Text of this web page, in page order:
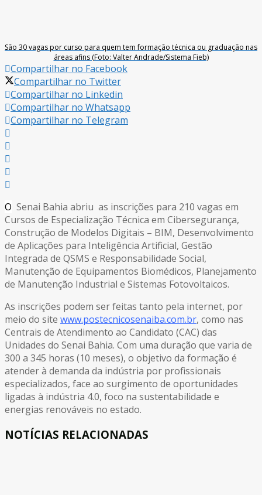
São 30 vagas por curso para quem tem formação técnica ou graduação nas
áreas afins (Foto: Valter Andrade/Sistema Fieb)
Compartilhar no Facebook
Compartilhar no Twitter
Compartilhar no Linkedin
Compartilhar no Whatsapp
Compartilhar no Telegram
O Senai Bahia abriu as inscrições para 210 vagas em
Cursos de Especialização Técnica em Cibersegurança,
Construção de Modelos Digitais – BIM, Desenvolvimento
de Aplicações para Inteligência Artificial, Gestão
Integrada de QSMS e Responsabilidade Social,
Manutenção de Equipamentos Biomédicos, Planejamento
de Manutenção Industrial e Sistemas Fotovoltaicos.
As inscrições podem ser feitas tanto pela internet, por
meio do site www.postecnicosenaiba.com.br, como nas
Centrais de Atendimento ao Candidato (CAC) das
Unidades do Senai Bahia. Com uma duração que varia de
300 a 345 horas (10 meses), o objetivo da formação é
atender à demanda da indústria por profissionais
especializados, face ao surgimento de oportunidades
ligadas à indústria 4.0, foco na sustentabilidade e
energias renováveis no estado.
NOTÍCIAS RELACIONADAS